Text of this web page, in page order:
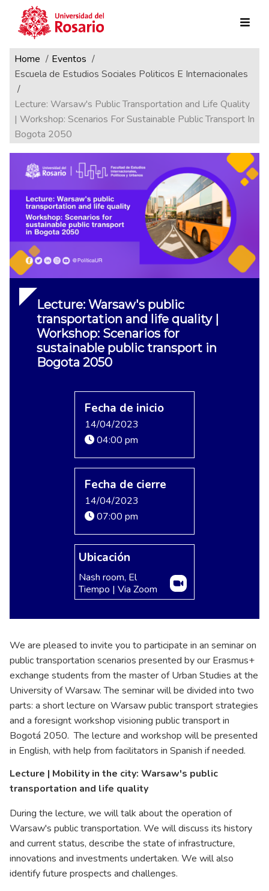
Pasar al contenido principal
Ruta de navegación
Home
Eventos
Escuela de Estudios Sociales Politicos E Internacionales
Lecture: Warsaw's Public Transportation and Life Quality
| Workshop: Scenarios For Sustainable Public Transport In
Bogota 2050
Lecture: Warsaw's public
transportation and life quality |
Workshop: Scenarios for
sustainable public transport in
Bogota 2050
Fecha de inicio
14/04/2023
04:00 pm
Fecha de cierre
14/04/2023
07:00 pm
Ubicación
Nash room, El
Tiempo | Via Zoom
We are pleased to invite you to participate in an seminar on
public transportation scenarios presented by our Erasmus+
exchange students from the master of Urban Studies at the
University of Warsaw. The seminar will be divided into two
parts: a short lecture on Warsaw public transport strategies
and a foresignt workshop visioning public transport in
Bogotá 2050. The lecture and workshop will be presented
in English, with help from facilitators in Spanish if needed.
Lecture | Mobility in the city: Warsaw's public
transportation and life quality
During the lecture, we will talk about the operation of
Warsaw's public transportation. We will discuss its history
and current status, describe the state of infrastructure,
innovations and investments undertaken. We will also
identify future prospects and challenges.